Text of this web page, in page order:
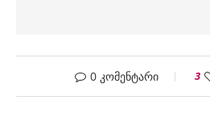
0 კომენტარი 3